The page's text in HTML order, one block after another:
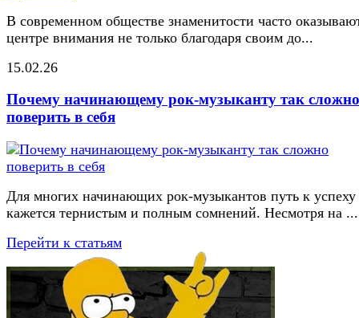
В современном обществе знаменитости часто
центре внимания не только благодаря своим до...
15.02.26
Почему начинающему рок-музыканту так сложно
поверить в себя
Для многих начинающих рок-музыкантов путь к успеху
кажется тернистым и полным сомнений. Несмотря на ...
Перейти к статьям